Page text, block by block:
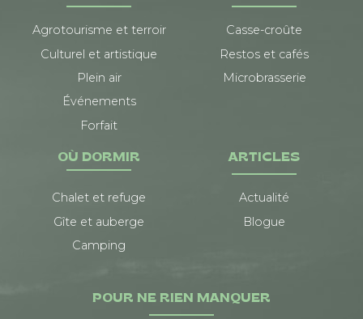
Agrotourisme et terroir
Culturel et artistique
Plein air
Événements
Forfait
Casse-croûte
Restos et cafés
Microbrasserie
OÙ DORMIR
Chalet et refuge
Gîte et auberge
Camping
ARTICLES
Actualité
Blogue
POUR NE RIEN MANQUER